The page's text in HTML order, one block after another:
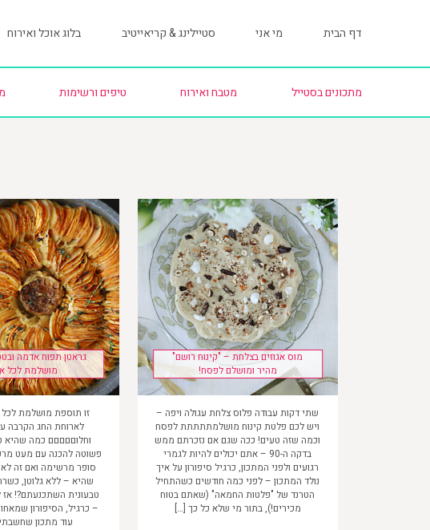
דף הבית מי אני סטיילינג & קריאייטיב בלוג אוכל ואירוח
מתכונים בסטייל מטבח ואירוח טיפים ורשימות
מוס אגוזים בצלחת – "קינוח רושם"
מהיר ומושלם לפסח!
שתי דקות עבודה פלוס צלחת עגולה ויפה –
ויש לכם פלטת קינוח מושלמתתתתת לפסח
וכמה שזה טעים! ככה שגם אם נזכרתם ממש
בדקה ה-90 – אתם יכולים להיות לגמרי
רגועים ולפני המתכון, כרגיל סיפורון על איך
נולד המתכון – לפני כמה חודשים כשהתחיל
הטרנד של "פלטות החמאה" (שאתם בטוח
מכירים!), בתור מי שלא כל כך […]
גראטן תפוח אדמה
מושלמת לכל
זו תוספת מושלמת לכל
לארוחת החג הקרבה
וחלוםםםםם כמה שהיא
פשוטה להכנה עם מעט
סופר מרשימה ואם זה
שהיא – ללא גלוטן,
טבעונית השתכנעתם?!
– כרגיל, הסיפורון
עוד מתכון